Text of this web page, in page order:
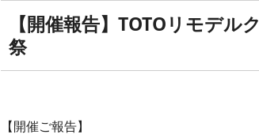
【開催報告】TOTOリモデ
祭
【開催ご報告】